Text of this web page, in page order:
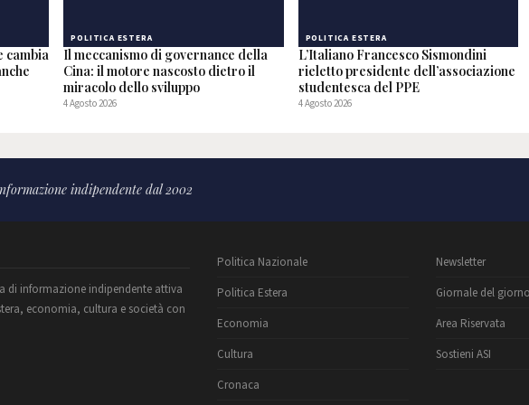
cambia
POLITICA ESTERA
Il meccanismo di governance della
Cina: il motore nascosto dietro il
miracolo dello sviluppo
4 Agosto 2026
POLITICA ESTERA
L’Italiano Francesco Sismondini
rieletto presidente dell’associazione
studentesca del PPE
4 Agosto 2026
indipendente dal 2002
di informazione indipendente attiva
economia, cultura e società con
Politica Nazionale
Politica Estera
Economia
Cultura
Cronaca
Newsletter
Giornale del giorno
Area Riservata
Sostieni ASI